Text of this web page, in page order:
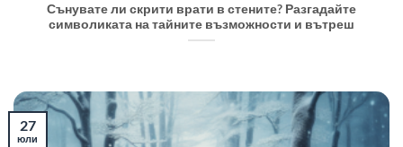
Сънувате ли скрити врати в стените? Разгадайте
символиката на тайните възможности и вътреш
27
юли